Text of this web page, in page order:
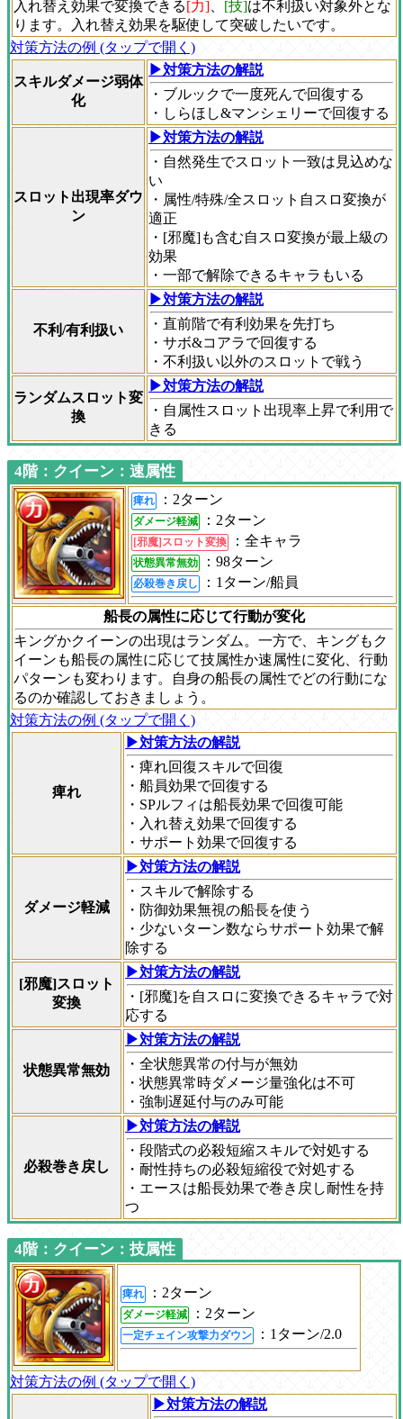
入れ替え効果で変換できる[力] [技]は不利扱い対象外とな
ります。入れ替え効果を駆使して突破したいです。
対策方法の例 (タップで開く)
スキルダメージ弱体
化
▶対策方法の解説
・ブルックで一度死んで回復する
・しらほし&マンシェリーで回復する
スロット出現率ダウ
ン
▶対策方法の解説
・自然発生でスロット一致は見込めな
い
・属性/特殊/全スロット自スロ変換が
適正
・[邪魔]も含む自スロ変換が最上級の
効果
・一部で解除できるキャラもいる
不利/有利扱い
▶対策方法の解説
・直前階で有利効果を先打ち
・サボ&コアラで回復する
・不利扱い以外のスロットで戦う
ランダムスロット変
換
▶対策方法の解説
・自属性スロット出現率上昇で利用で
きる
4階：クイーン：速属性
痺れ ：2ターン
ダメージ軽減 ：2ターン
[邪魔]スロット変換 ：全キャラ
状態異常無効 ：98ターン
必殺巻き戻し ：1ターン/船員
船長の属性に応じて行動が変化
キングかクイーンの出現はランダム。一方で、キングもク
イーンも船長の属性に応じて技属性か速属性に変化、行動
パターンも変わります。自身の船長の属性でどの行動にな
るのか確認しておきましょう。
対策方法の例 (タップで開く)
痺れ
▶対策方法の解説
・痺れ回復スキルで回復
・船員効果で回復する
・SPルフィは船長効果で回復可能
・入れ替え効果で回復する
・サポート効果で回復する
ダメージ軽減
▶対策方法の解説
・スキルで解除する
・防御効果無視の船長を使う
・少ないターン数ならサポート効果で解
除する
[邪魔]スロット
変換
▶対策方法の解説
・[邪魔]を自スロに変換できるキャラで対
応する
状態異常無効
▶対策方法の解説
・全状態異常の付与が無効
・状態異常時ダメージ量強化は不可
・強制遅延付与のみ可能
必殺巻き戻し
▶対策方法の解説
・段階式の必殺短縮スキルで対処する
・耐性持ちの必殺短縮役で対処する
・エースは船長効果で巻き戻し耐性を持
つ
4階：クイーン：技属性
痺れ ：2ターン
ダメージ軽減 ：2ターン
一定チェイン攻撃力ダウン ：1ターン/2.0
対策方法の例 (タップで開く)
▶対策方法の解説